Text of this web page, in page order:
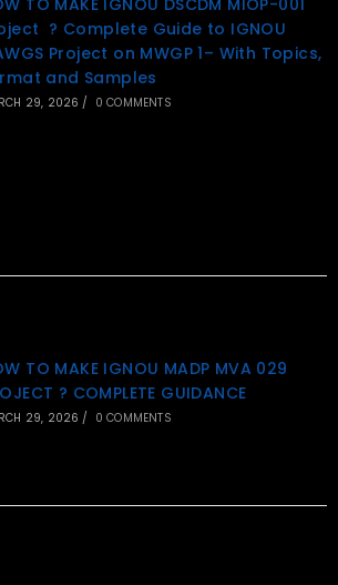
? Complete Guide to IGNOU
Project on MWGP 1– With Topics,
and Samples
29, 2026 / 0 COMMENTS
TO MAKE IGNOU MADP MVA 029
? COMPLETE GUIDANCE
29, 2026 / 0 COMMENTS